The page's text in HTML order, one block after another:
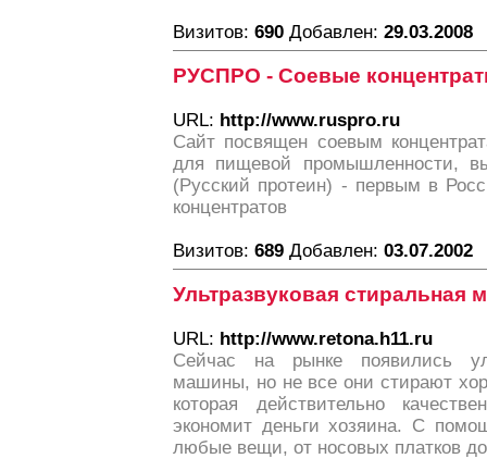
Визитов: 690 Добавлен: 29.03.2008
РУСПРО - Соевые
URL: http://www.ruspro.ru
Сайт посвящен соевым
для пищевой промышленности,
(Русский протеин) - первым в
концентратов
Визитов: 689 Добавлен: 03.07.2002
Ультразвуковая стиральная
URL: http://www.retona.h11.ru
Сейчас на рынке появились
машины, но не все они стирают
которая действительно
экономит деньги хозяина. С
любые вещи, от носовых платков